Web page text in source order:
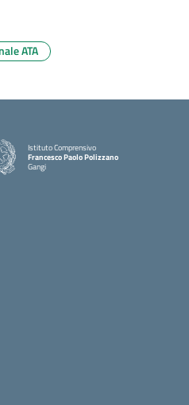
ATA
Istituto Comprensivo
Francesco Paolo Polizzano
Gangi
— Visita la pagina iniziale della scuola